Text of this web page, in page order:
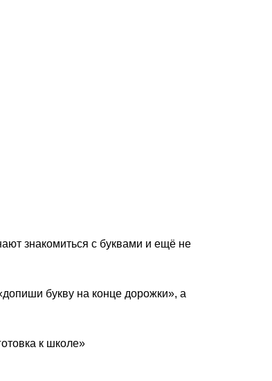
знакомиться с буквами и ещё не
букву на конце дорожки», а
к школе»